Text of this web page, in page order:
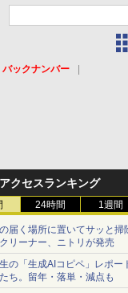
バックナンバー
アクセスランキング
24時間 1週間
届く場所に置いてサッと掃
リーナー、ニトリが発売
の「生成AIコピペ」レポー
ち。留年・落単・減点も